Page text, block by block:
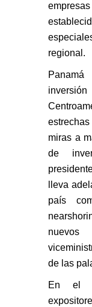
regional.
miras a
de
lleva
país
de las
En el